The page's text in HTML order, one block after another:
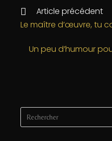
e
b
o
o
e
r
e
dI
n
l
Article précédent
Le maître d’œuvre, tu
Un peu d’humour